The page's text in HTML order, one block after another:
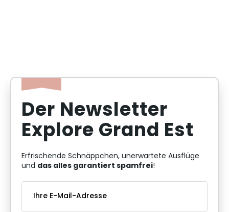
Der Newsletter
Explore Grand Est
Erfrischende Schnäppchen, unerwartete Ausflüge
und das alles garantiert spamfrei!